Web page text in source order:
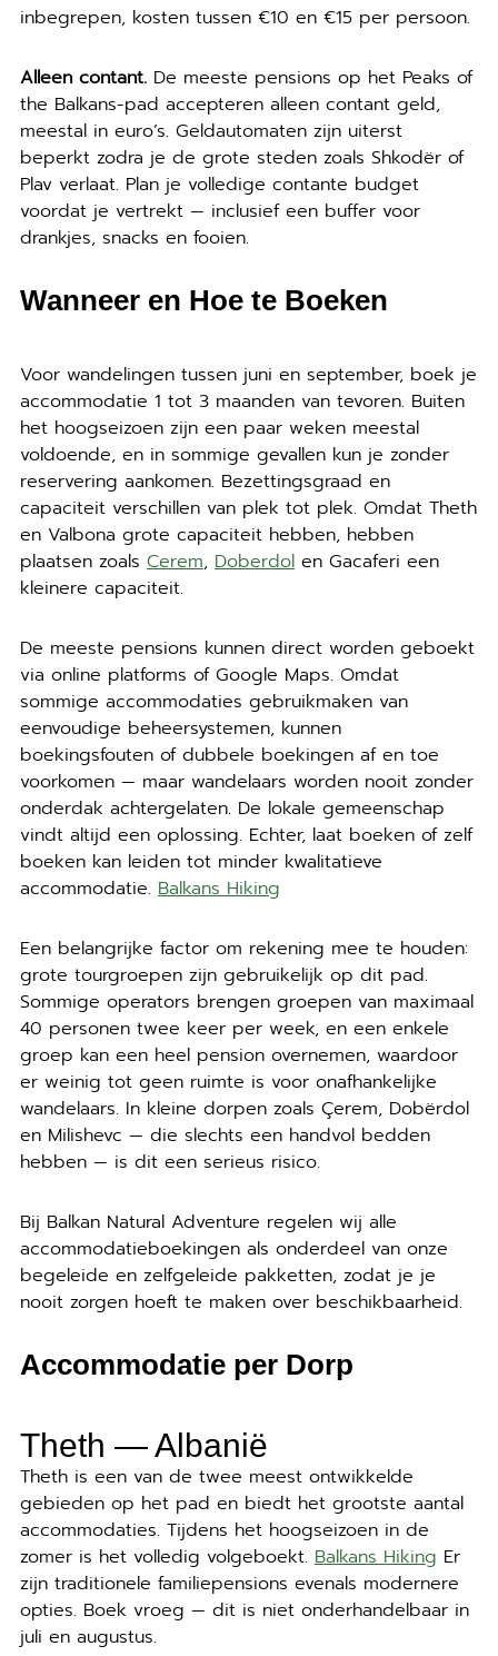
inbegrepen, kosten tussen €10 en €15 per persoon.
Alleen contant.De meeste pensions op het Peaks of
the Balkans-pad accepteren alleen contant geld,
meestal in euro’s. Geldautomaten zijn uiterst
beperkt zodra je de grote steden zoals Shkodër of
Plav verlaat. Plan je volledige contante budget
voordat je vertrekt — inclusief een buffer voor
drankjes, snacks en fooien.
Wanneer en Hoe te Boeken
Voor wandelingen tussen juni en september, boek je
accommodatie 1 tot 3 maanden van tevoren. Buiten
het hoogseizoen zijn een paar weken meestal
voldoende, en in sommige gevallen kun je zonder
reservering aankomen. Bezettingsgraad en
capaciteit verschillen van plek tot plek. Omdat Theth
en Valbona grote capaciteit hebben, hebben
plaatsen zoals Cerem, Doberdolen Gacaferi een
kleinere capaciteit.
De meeste pensions kunnen direct worden geboekt
via online platforms of Google Maps. Omdat
sommige accommodaties gebruikmaken van
eenvoudige beheersystemen, kunnen
boekingsfouten of dubbele boekingen af en toe
voorkomen — maar wandelaars worden nooit zonder
onderdak achtergelaten. De lokale gemeenschap
vindt altijd een oplossing. Echter, laat boeken of zelf
boeken kan leiden tot minder kwalitatieve
accommodatie. Balkans Hiking
Een belangrijke factor om rekening mee te houden:
grote tourgroepen zijn gebruikelijk op dit pad.
Sommige operators brengen groepen van maximaal
40 personen twee keer per week, en een enkele
groep kan een heel pension overnemen, waardoor
er weinig tot geen ruimte is voor onafhankelijke
wandelaars. In kleine dorpen zoals Çerem, Dobërdol
en Milishevc — die slechts een handvol bedden
hebben — is dit een serieus risico.
Bij Balkan Natural Adventure regelen wij alle
accommodatieboekingen als onderdeel van onze
begeleide en zelfgeleide pakketten, zodat je je
nooit zorgen hoeft te maken over beschikbaarheid.
Accommodatie per Dorp
Theth — Albanië
Theth is een van de twee meest ontwikkelde
gebieden op het pad en biedt het grootste aantal
accommodaties. Tijdens het hoogseizoen in de
zomer is het volledig volgeboekt. Balkans Hiking Er
zijn traditionele familiepensions evenals modernere
opties. Boek vroeg — dit is niet onderhandelbaar in
juli en augustus.